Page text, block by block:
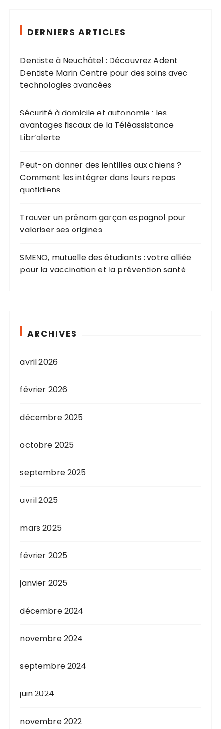
e
p
o
:
DERNIERS ARTICLES
Dentiste à Neuchâtel : Découvrez Adent
Dentiste Marin Centre pour des soins avec
technologies avancées
Sécurité à domicile et autonomie : les
avantages fiscaux de la Téléassistance
Libr’alerte
Peut-on donner des lentilles aux chiens ?
Comment les intégrer dans leurs repas
quotidiens
Trouver un prénom garçon espagnol pour
valoriser ses origines
SMENO, mutuelle des étudiants : votre alliée
pour la vaccination et la prévention santé
ARCHIVES
avril 2026
février 2026
décembre 2025
octobre 2025
septembre 2025
avril 2025
mars 2025
février 2025
janvier 2025
décembre 2024
novembre 2024
septembre 2024
juin 2024
novembre 2022